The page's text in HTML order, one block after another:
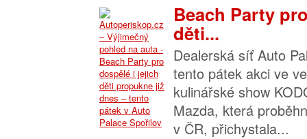
Beach Party
děti...
Dealerská síť Auto
tento pátek akci ve
kulinářské show
Mazda, která
v ČR, přichystala...